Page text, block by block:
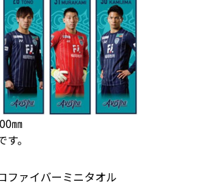
㎜
。
ファイバーミニタオル